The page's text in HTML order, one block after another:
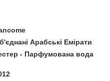
Арабські Емірати
- Парфумована вода